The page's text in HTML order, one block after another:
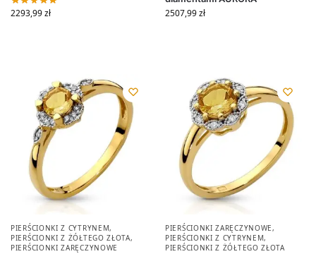
2293,99zł 2507,99zł
PIERŚCIONKI Z CYTRYNEM,
PIERŚCIONKI Z ŻÓŁTEGO ZŁOTA,
PIERŚCIONKI ZARĘCZYNOWE
PIERŚCIONKI ZARĘCZYNOWE,
PIERŚCIONKI Z CYTRYNEM,
PIERŚCIONKI Z ŻÓŁTEGO ZŁOTA